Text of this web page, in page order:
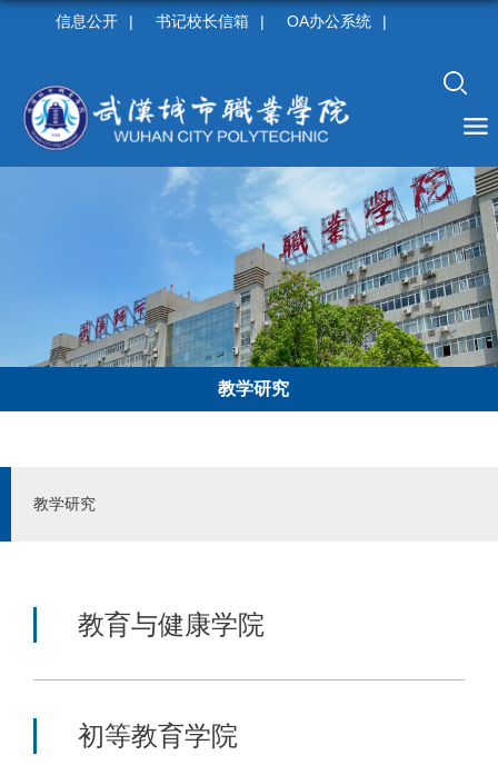
信息公开 | 书记校长信箱 | OA办公系统 |
教学研究
教学研究
教育与健康学院
初等教育学院